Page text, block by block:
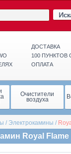
ДОСТАВКА
100
ОПЛАТА
Очистители
воздуха
/ Электрокамины /
Royal